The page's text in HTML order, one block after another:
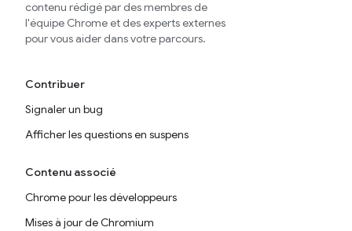
contenu rédigé par des membres de
l'équipe Chrome et des experts externes
pour vous aider dans votre parcours.
Contribuer
Signaler un bug
Afficher les questions en suspens
Contenu associé
Chrome pour les développeurs
Mises à jour de Chromium